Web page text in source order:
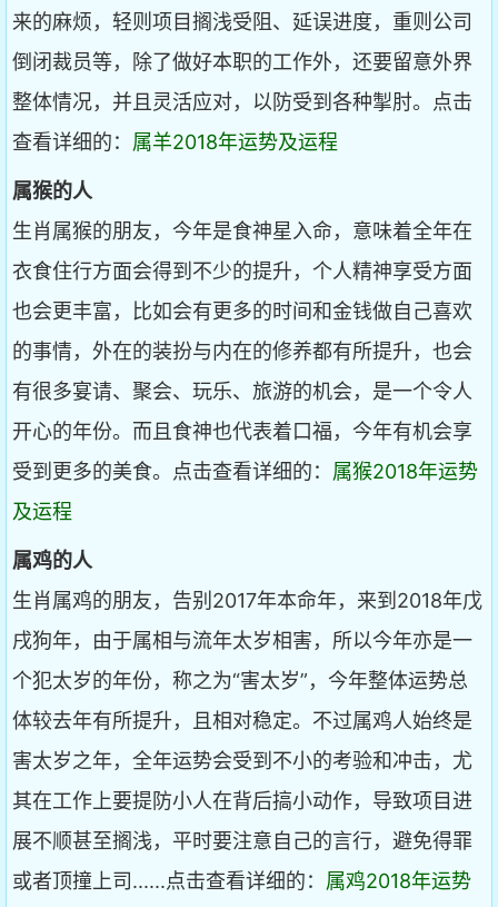
来的麻烦，轻则项目搁浅受阻、延误进度，重则公司
倒闭裁员等，除了做好本职的工作外，还要留意外界
整体情况，并且灵活应对，以防受到各种掣肘。点击
查看详细的： 属羊2018年运势及运程
属猴的人
生肖属猴的朋友，今年是食神星入命，意味着全年在
衣食住行方面会得到不少的提升，个人精神享受方面
也会更丰富，比如会有更多的时间和金钱做自己喜欢
的事情，外在的装扮与内在的修养都有所提升，也会
有很多宴请、聚会、玩乐、旅游的机会，是一个令人
开心的年份。而且食神也代表着口福，今年有机会享
受到更多的美食。点击查看详细的： 属猴2018年运势
及运程
属鸡的人
生肖属鸡的朋友，告别2017年本命年，来到2018年戊
戌狗年，由于属相与流年太岁相害，所以今年亦是一
个犯太岁的年份，称之为“害太岁”，今年整体运势总
体较去年有所提升，且相对稳定。不过属鸡人始终是
害太岁之年，全年运势会受到不小的考验和冲击，尤
其在工作上要提防小人在背后搞小动作，导致项目进
展不顺甚至搁浅，平时要注意自己的言行，避免得罪
或者顶撞上司......点击查看详细的： 属鸡2018年运势